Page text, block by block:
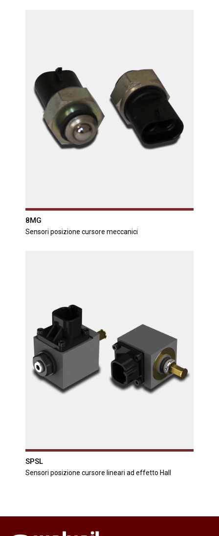
8MG
Sensori posizione cursore meccanici
SPSL
Sensori posizione cursore lineari ad effetto Hall